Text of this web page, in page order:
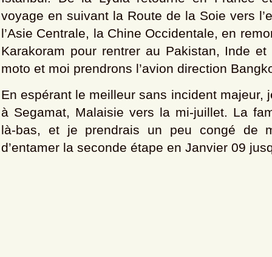
voyage en suivant la Route de la Soie vers
l’Asie Centrale, la Chine Occidentale, en
Karakoram pour rentrer au Pakistan, Inde
moto et moi prendrons l’avion direction
En espérant le meilleur sans incident majeur,
à Segamat, Malaisie vers la mi-juillet. La
là-bas, et je prendrais un peu congé de
d’entamer la seconde étape en Janvier 09